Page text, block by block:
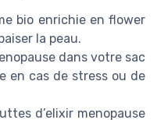
bio enrichie en flower
la peau.
dans votre sac
en cas de stress ou de
d’elixir menopause